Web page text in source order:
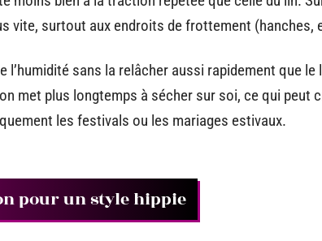
vite, surtout aux endroits de frottement (hanches,
l’humidité sans la relâcher aussi rapidement que le
met plus longtemps à sécher sur soi, ce qui peut
les festivals ou les mariages estivaux.
pour un style hippie